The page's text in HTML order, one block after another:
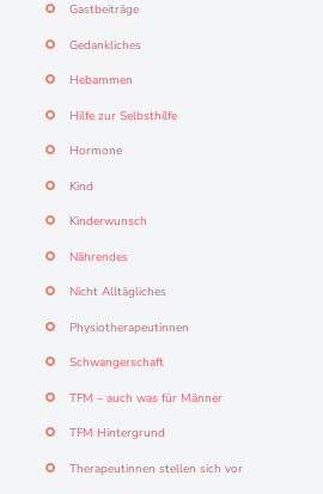
Gastbeiträge
Gedankliches
Hebammen
Hilfe zur Selbsthilfe
Hormone
Kind
Kinderwunsch
Nährendes
Nicht Alltägliches
Physiotherapeutinnen
Schwangerschaft
TFM – auch was für Männer
TFM Hintergrund
Therapeutinnen stellen sich vor